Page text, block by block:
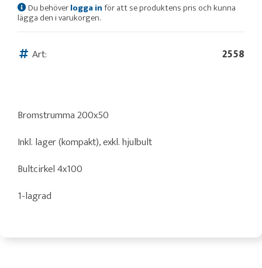
Du behöverlogga inför att se produktens pris och kunna
lägga den i varukorgen.
Art: 2558
Bromstrumma 200x50
Inkl. lager (kompakt), exkl. hjulbult
Bultcirkel 4x100
1-lagrad